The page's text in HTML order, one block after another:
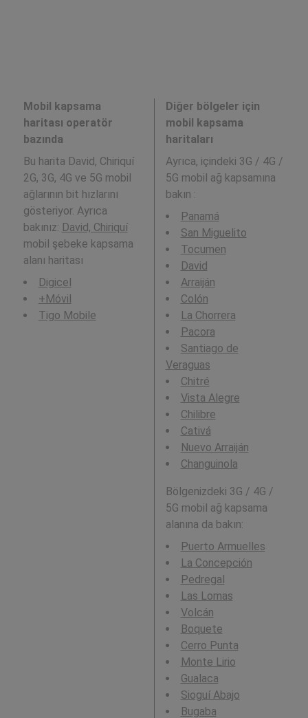
Mobil kapsama
haritası operatör
bazında
Bu harita David, Chiriquí
2G, 3G, 4G ve 5G mobil
ağlarının bit hızlarını
gösteriyor. Ayrıca
bakınız: David, Chiriquí
mobil şebeke kapsama
alanı haritası
Digicel
+Móvil
Tigo Mobile
Diğer bölgeler için
mobil kapsama
haritaları
Ayrıca, içindeki 3G / 4G /
5G mobil ağ kapsamına
bakın :
Panamá
San Miguelito
Tocumen
David
Arraiján
Colón
La Chorrera
Pacora
Santiago de
Veraguas
Chitré
Vista Alegre
Chilibre
Cativá
Nuevo Arraiján
Changuinola
Bölgenizdeki 3G / 4G /
5G mobil ağ kapsama
alanına da bakın:
Puerto Armuelles
La Concepción
Pedregal
Las Lomas
Volcán
Boquete
Cerro Punta
Monte Lirio
Gualaca
Sioguí Abajo
Bugaba